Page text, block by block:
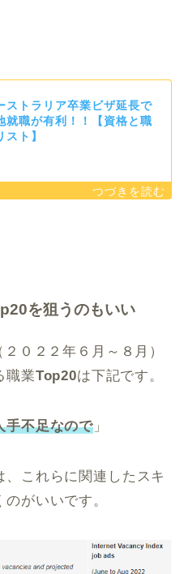
ストラリア卒業ビザ延長で
就職が有利！！【資格と職
スト】
を狙うのもいい
０２２年６月～８月）
職業Top20は下記です。
手不足なので 」
これらに関連したスキ
がいいです。